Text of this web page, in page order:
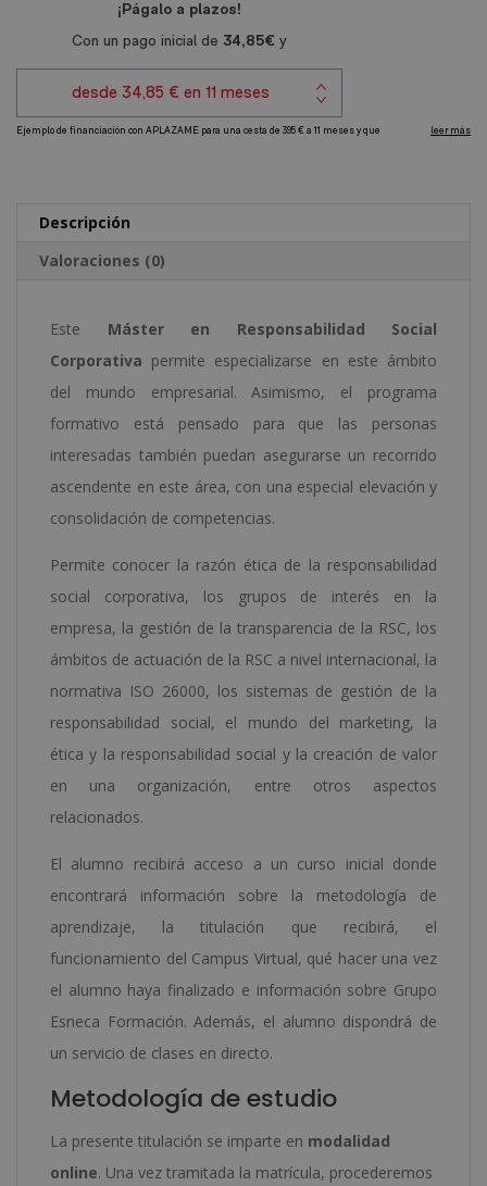
t
Descripción
Valoraciones (0)
Este Máster en Responsabilidad Social
Corporativa permite especializarse en este ámbito
del mundo empresarial. Asimismo, el programa
formativo está pensado para que las personas
interesadas también puedan asegurarse un recorrido
ascendente en este área, con una especial elevación y
consolidación de competencias.
Permite conocer la razón ética de la responsabilidad
social corporativa, los grupos de interés en la
empresa, la gestión de la transparencia de la RSC, los
ámbitos de actuación de la RSC a nivel internacional, la
normativa ISO 26000, los sistemas de gestión de la
responsabilidad social, el mundo del marketing, la
ética y la responsabilidad social y la creación de valor
en una organización, entre otros aspectos
relacionados.
El alumno recibirá acceso a un curso inicial donde
encontrará información sobre la metodología de
aprendizaje, la titulación que recibirá, el
funcionamiento del Campus Virtual, qué hacer una vez
el alumno haya finalizado e información sobre Grupo
Esneca Formación. Además, el alumno dispondrá de
un servicio de clases en directo.
Metodología de estudio
La presente titulación se imparte en modalidad
online. Una vez tramitada la matrícula, procederemos